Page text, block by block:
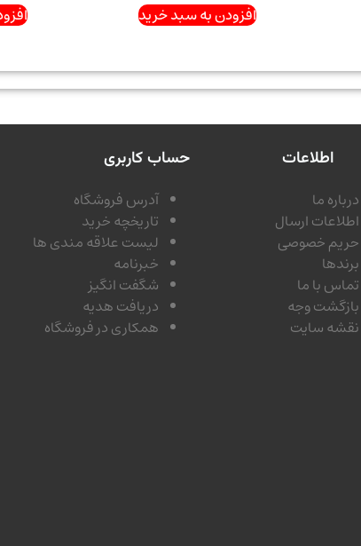
افزودن به سبد خرید
اطلاعات
درباره ما
اطلاعات ارسال
حریم خصوصی
برندها
تماس با ما
بازگشت وجه
نقشه سایت
حساب کاربری
آدرس فروشگاه
تاریخچه خرید
لیست علاقه مندی ها
خبرنامه
شگفت انگیز
دریافت هدیه
همکاری در فروشگاه